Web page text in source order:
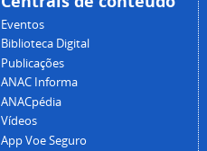
Eventos
Biblioteca Digital
Publicações
ANAC Informa
ANACpédia
Vídeos
App Voe Seguro